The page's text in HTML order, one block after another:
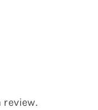
review.